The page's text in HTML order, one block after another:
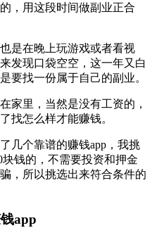
，用这段时间做副业正合
是在晚上玩游戏或者看视
发现口袋空空，这一年又白
要找一份属于自己的副业。
家里，当然是没有工资的，
找怎么样才能赚钱。
几个靠谱的赚钱app，我挑
块钱的，不需要投资和押金
，所以挑选出来符合条件的
app